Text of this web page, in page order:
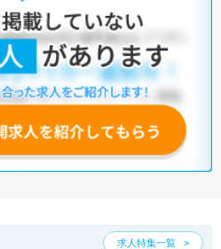
求人特集一覧